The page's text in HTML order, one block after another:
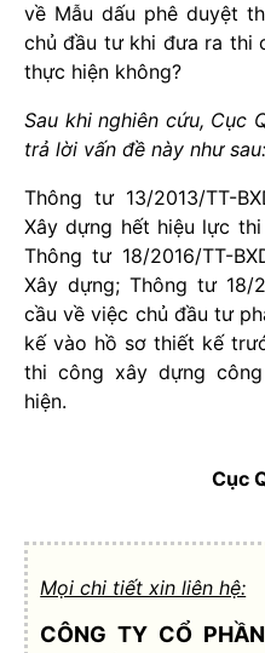
về Mẫu dấu phê duyệt
chủ đầu tư khi đưa ra thi
thực hiện không?
Sau khi nghiên cứu, Cục
trả lời vấn đề này như sau:
Thông tư 13/2013/TT-
Xây dựng hết hiệu lực
Thông tư 18/2016/TT-
Xây dựng; Thông tư 18/
cầu về việc chủ đầu tư
kế vào hồ sơ thiết kế
thi công xây dựng
hiện.
Cục
Mọi chi tiết xin liên hệ:
CÔNG TY CỔ